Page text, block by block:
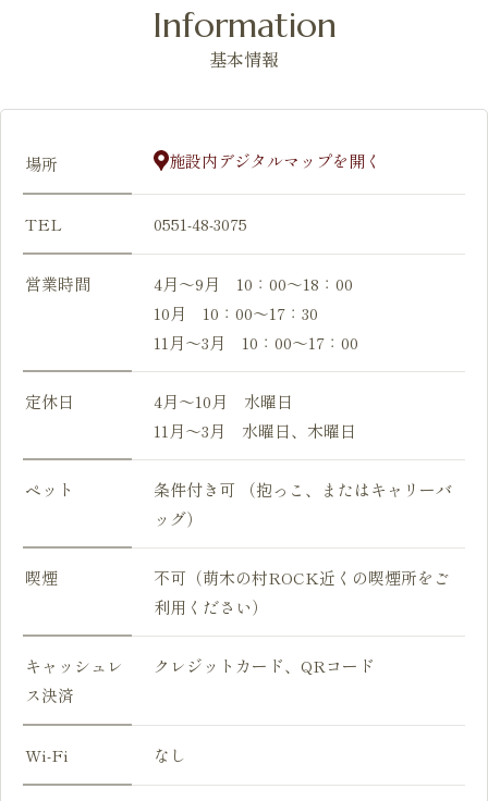
Information
基本情報
場所 施設内デジタルマップを開く
TEL 0551-48-3075
営業時間
4月～9月 10：00～18：00
10月 10：00～17：30
11月～3月 10：00～17：00
定休日
4月～10月 水曜日
11月～3月 水曜日、木曜日
ペット
条件付き可 （抱っこ、またはキャリーバ
ッグ）
喫煙
不可（萌木の村ROCK近くの喫煙所をご
利用ください）
キャッシュレ
ス決済
クレジットカード、QRコード
Wi-Fi なし